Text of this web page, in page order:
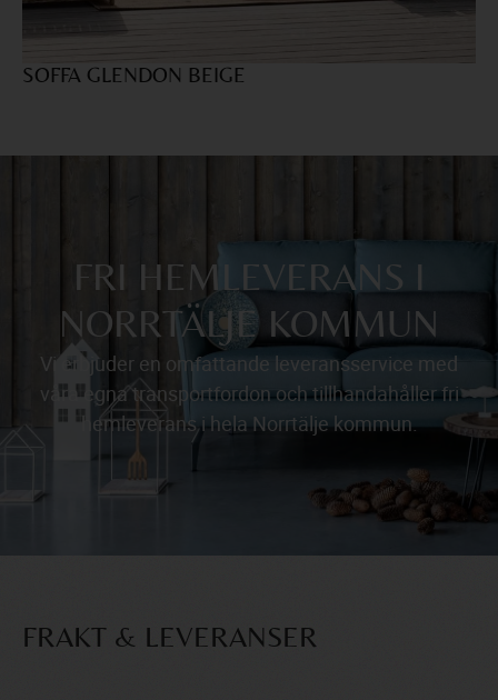
SOFFA GLENDON BEIGE
FRI HEMLEVERANS I
NORRTÄLJE KOMMUN
Vi erbjuder en omfattande leveransservice med
våra egna transportfordon och tillhandahåller fri
hemleverans i hela Norrtälje kommun.
FRAKT & LEVERANSER